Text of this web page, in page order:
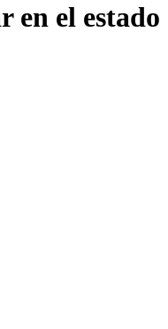
en el estado